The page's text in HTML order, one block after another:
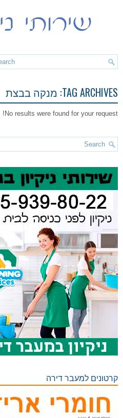
TAG ARCHIVES: מנקה בבצת
No results were found for your request!
קרטונים למעבר דירה